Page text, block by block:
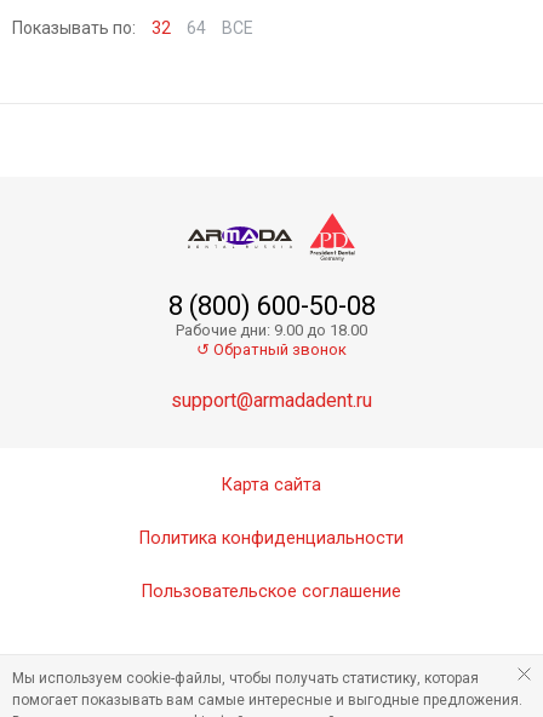
Показывать по: 32 64 ВСЕ
8 (800) 600-50-08
Рабочие дни: 9.00 до 18.00
↺ Обратный звонок
support@armadadent.ru
Карта сайта
Политика конфиденциальности
Пользовательское соглашение
Мы используем cookie-файлы, чтобы получать статистику, которая
помогает показывать вам самые интересные и выгодные предложения.